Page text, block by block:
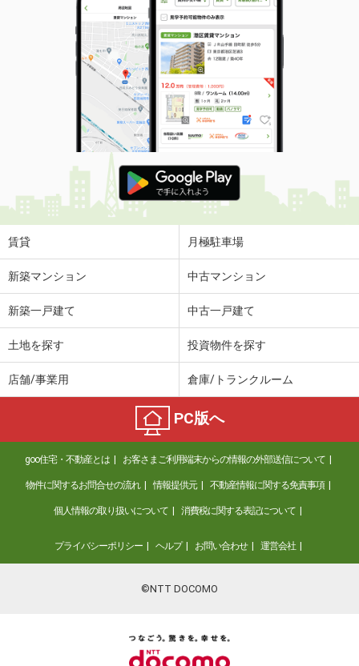
賃貸 月極駐車場
新築マンション 中古マンション
新築一戸建て 中古一戸建て
土地を探す 投資物件を探す
店舗/事業用 倉庫/トランクルーム
PC版へ
goo住宅・不動産とは お客さまご利用端末からの情報の外部送信について
物件に関するお問合せの流れ 情報提供元 不動産情報に関する免責事項
個人情報の取り扱いについて 消費税に関する表記について
プライバシーポリシー ヘルプ お問い合わせ 運営会社
©NTT DOCOMO